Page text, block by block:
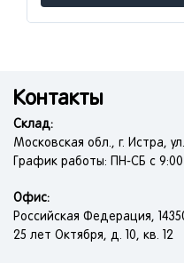
Контакты
Склад:
Московская обл., г. Истра,
График работы: ПН-СБ с 9:00
Офис:
Российская Федерация,
25 лет Октября, д. 10, кв. 12